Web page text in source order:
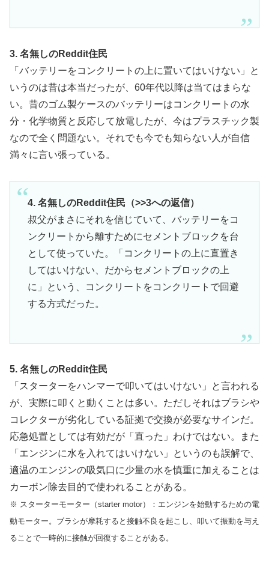
3. 名無しのReddit住民
「バッテリーをコンクリートの上に置いてはいけない」と
いうのは昔は本当だったが、60年代以降は当てはまらな
い。昔のゴム製ケースのバッテリーはコンクリートの水
分・化学物質と反応して放電したが、今はプラスチック製
なので全く問題ない。それでも今でも知らない人が自信
満々に言い張っている。
4. 名無しのReddit住民（>>3への返信）
叔父がまさにそれを信じていて、バッテリーをコ
ンクリートから離すためにセメントブロックを台
として使っていた。「コンクリートの上に直置き
してはいけない、だからセメントブロックの上
に」という、コンクリートをコンクリートで回避
する方式だった。
5. 名無しのReddit住民
「スターターをハンマーで叩いてはいけない」と言われる
が、実際に叩くと動くことは多い。ただしそれはブラシや
コレクターが劣化している証拠で交換が必要なサインだ。
応急処置としては有効だが「直った」わけではない。また
「エンジンに水を入れてはいけない」というのも誤解で、
適温のエンジンの吸気口に少量の水を慎重に加えることは
カーボン除去目的で使われることがある。
※ スターターモーター（starter motor）：エンジンを始動するための電
動モーター。ブラシが摩耗すると接触不良を起こし、叩いて振動を与え
ることで一時的に接触が回復することがある。